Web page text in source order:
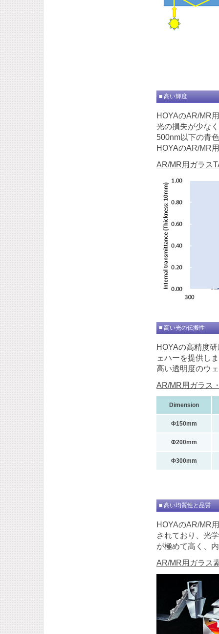
■ 高い輝度
HOYAのAR/MR
光の損失が少な
500nm以下の青
HOYAのAR/MR
AR/MR用ガラス
■ 高い光の伝搬性
HOYAの高精度
ェハーを提供し
高い透明度のウ
AR/MR用ガラス
Dimension
Φ150mm
Φ200mm
Φ300mm
■ 高い均質性と品質
HOYAのAR/MR
されており、光
が極めて高く、
AR/MR用ガラス